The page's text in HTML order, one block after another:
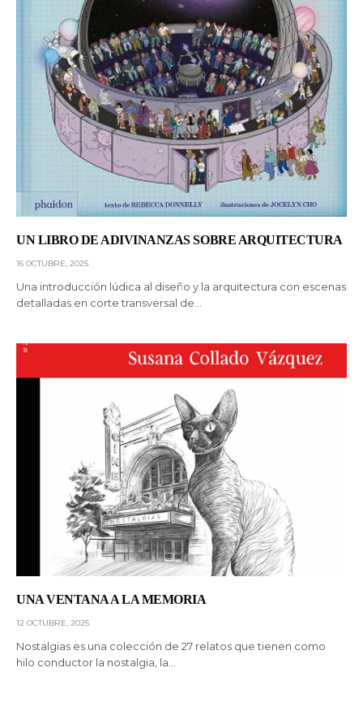
UN LIBRO DE ADIVINANZAS SOBRE ARQUITECTURA
16 OCTUBRE, 2025
Una introducción lúdica al diseño y la arquitectura con escenas
detalladas en corte transversal de…
UNA VENTANA A LA MEMORIA
12 OCTUBRE, 2025
Nostalgias es una colección de 27 relatos que tienen como
hilo conductor la nostalgia, la…